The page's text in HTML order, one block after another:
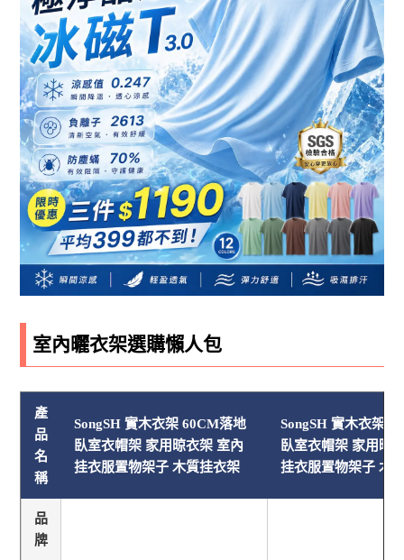
室內曬衣架選購懶人包
產
品
名
稱
SongSH 實木衣架 60CM落地
臥室衣帽架 家用晾衣架 室內
挂衣服置物架子 木質挂衣架
SongSH 實木衣架
臥室衣帽架 家用晾
挂衣服置物架子 木
品
牌